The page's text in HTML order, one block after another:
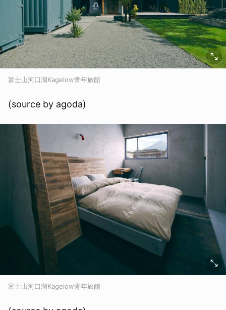
富士山河口湖Kagelow青年旅館
(source by agoda)
富士山河口湖Kagelow青年旅館